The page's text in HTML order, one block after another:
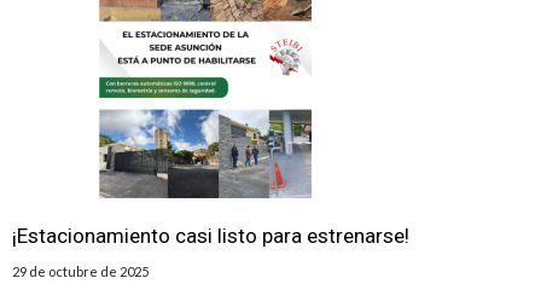
¡Estacionamiento casi listo para estrenarse!
29 de octubre de 2025